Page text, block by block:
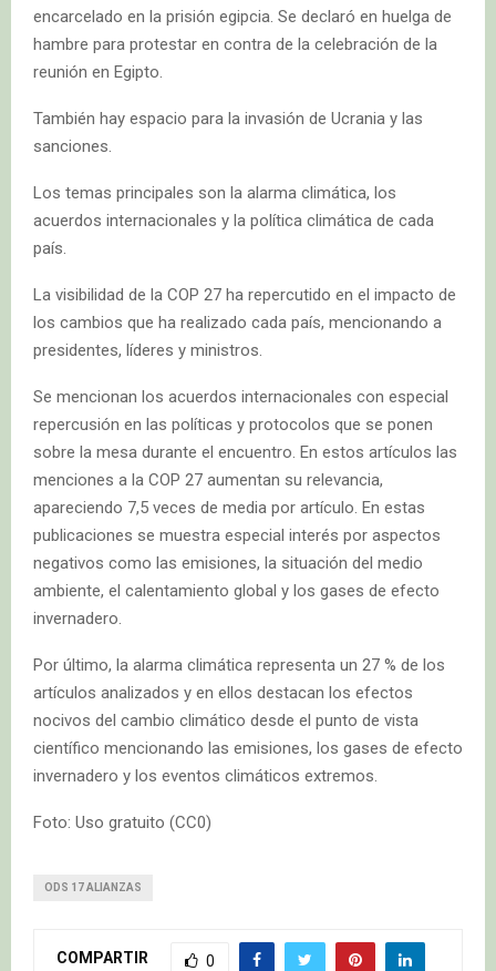
encarcelado en la prisión egipcia. Se declaró en huelga de
hambre para protestar en contra de la celebración de la
reunión en Egipto.
También hay espacio para la invasión de Ucrania y las
sanciones.
Los temas principales son la alarma climática, los
acuerdos internacionales y la política climática de cada
país.
La visibilidad de la COP 27 ha repercutido en el impacto de
los cambios que ha realizado cada país, mencionando a
presidentes, líderes y ministros.
Se mencionan los acuerdos internacionales con especial
repercusión en las políticas y protocolos que se ponen
sobre la mesa durante el encuentro. En estos artículos las
menciones a la COP 27 aumentan su relevancia,
apareciendo 7,5 veces de media por artículo. En estas
publicaciones se muestra especial interés por aspectos
negativos como las emisiones, la situación del medio
ambiente, el calentamiento global y los gases de efecto
invernadero.
Por último, la alarma climática representa un 27 % de los
artículos analizados y en ellos destacan los efectos
nocivos del cambio climático desde el punto de vista
científico mencionando las emisiones, los gases de efecto
invernadero y los eventos climáticos extremos.
Foto: Uso gratuito (CC0)
ODS 17 ALIANZAS
COMPARTIR 0